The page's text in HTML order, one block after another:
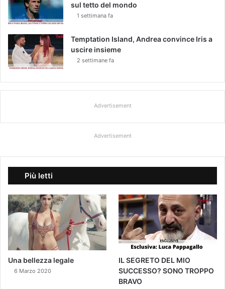
sul tetto del mondo
1 settimana fa
Temptation Island, Andrea convince Iris a
uscire insieme
2 settimane fa
Advertisement
Advertisement
Più letti
Una bellezza legale
6 Marzo 2020
IL SEGRETO DEL MIO
SUCCESSO? SONO TROPPO
BRAVO